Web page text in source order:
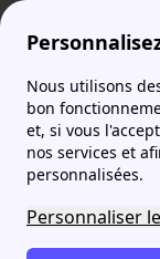
Nous utilisons
bon
et, si vous
nos services et
personnalisées.
Personnaliser
Agence France
Je trouve
mon